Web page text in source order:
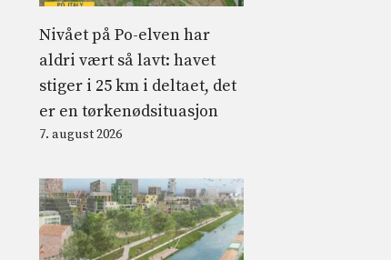
Nivået på Po-elven har
aldri vært så lavt: havet
stiger i 25 km i deltaet, det
er en tørkenødsituasjon
7. august 2026